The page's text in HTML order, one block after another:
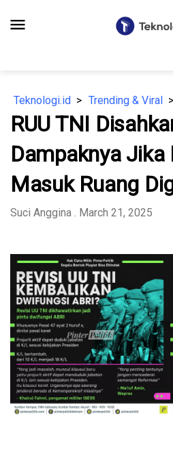
menu
Teknologi.id Trending & Viral
RUU TNI
Dampaknya Jika
Masuk Ruang
Suci Anggina . March 21, 2025